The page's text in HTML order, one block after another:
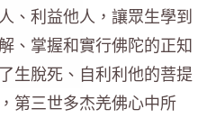
、利益他人，讓眾生學到
、掌握和實行佛陀的正知
生脫死、自利利他的菩提
第三世多杰羌佛心中所